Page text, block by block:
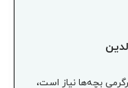
بچه‌ها نیاز است،